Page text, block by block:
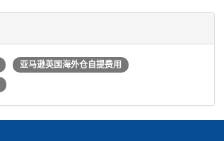
亚马逊英国海外仓自提费用